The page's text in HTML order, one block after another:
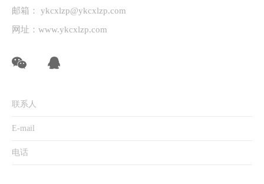
邮箱：
ykcxlzp@ykcxlzp.com
网址： www.ykcxlzp.com